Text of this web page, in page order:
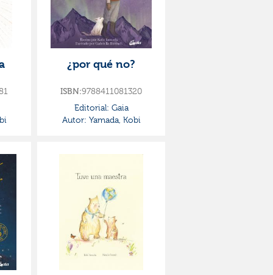
¿por qué no?
ISBN:9788411081320
Editorial: Gaia
Autor: Yamada, Kobi